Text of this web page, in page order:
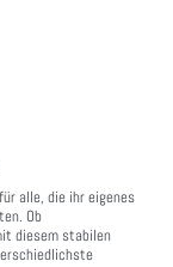
alle, die ihr eigenes
Ob
diesem stabilen